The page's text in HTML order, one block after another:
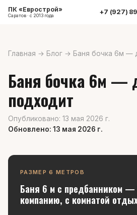
ПК «Еврострой»
Саратов · с 2013 года +7 (927)
Главная → Блог → Баня бочка 6м —
Баня бочка 6м —
подходит
Опубликовано: 13 мая 2026 г.
Обновлено: 13 мая 2026 г.
РАЗМЕР 6 МЕТРОВ
Баня 6 м с предбанником
компанию, с комнатой